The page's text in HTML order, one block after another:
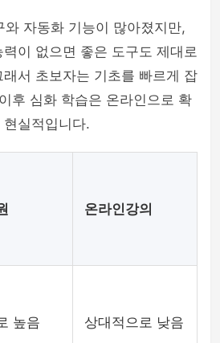
자동화 기능이 많아졌지만,
이 없으면 좋은 도구도 제대로
서 초보자는 기초를 빠르게 잡
후 심화 학습은 온라인으로 확
실적입니다.
온라인강의
높음 상대적으로 낮음